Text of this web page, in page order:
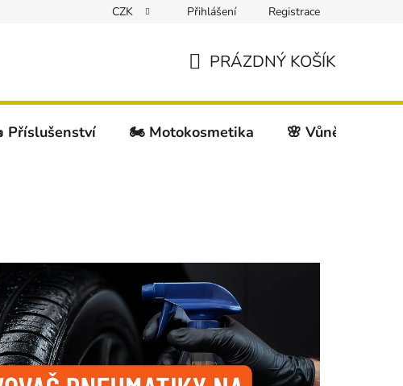
CZK Přihlášení Registrace
PRÁZDNÝ KOŠÍK
Příslušenství 🏍️ Motokosmetika 🌸 Vůně do auta